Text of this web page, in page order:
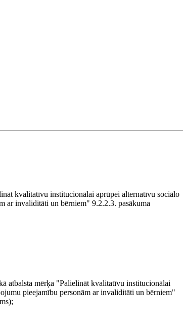
kvalitatīvu institucionālai aprūpei alternatīvu sociālo
ar invaliditāti un bērniem" 9.2.2.3. pasākuma
atbalsta mērķa "Palielināt kvalitatīvu institucionālai
pieejamību personām ar invaliditāti un bērniem"